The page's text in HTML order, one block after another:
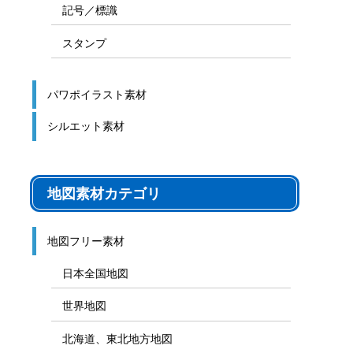
記号／標識
スタンプ
パワポイラスト素材
シルエット素材
地図素材カテゴリ
地図フリー素材
日本全国地図
世界地図
北海道、東北地方地図